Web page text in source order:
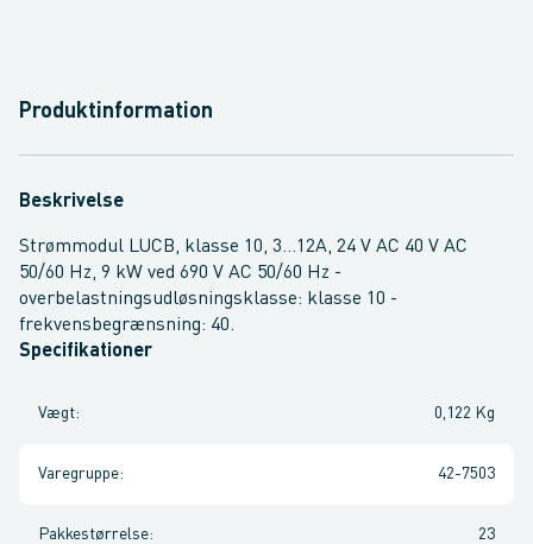
Produktinformation
Beskrivelse
Strømmodul LUCB, klasse 10, 3...12A, 24 V AC 40 V AC
50/60 Hz, 9 kW ved 690 V AC 50/60 Hz -
overbelastningsudløsningsklasse: klasse 10 -
frekvensbegrænsning: 40.
Specifikationer
Vægt: 0,122 Kg
Varegruppe: 42-7503
Pakkestørrelse: 23